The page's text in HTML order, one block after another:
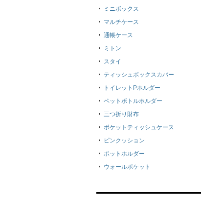
ミニボックス
マルチケース
通帳ケース
ミトン
スタイ
ティッシュボックスカバー
トイレットPホルダー
ペットボトルホルダー
三つ折り財布
ポケットティッシュケース
ピンクッション
ポットホルダー
ウォールポケット